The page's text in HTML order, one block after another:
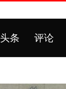
头条 评论